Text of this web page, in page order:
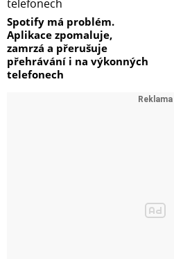
Spotify má problém.
Aplikace zpomaluje,
zamrzá a přerušuje
přehrávání i na výkonných
telefonech